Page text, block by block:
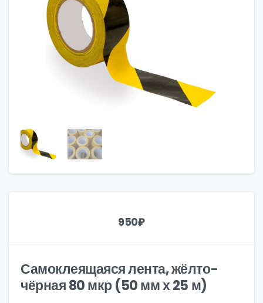
950₽
Самоклеящаяся лента, жёлто-
чёрная 80 мкр (50 мм х 25 м)